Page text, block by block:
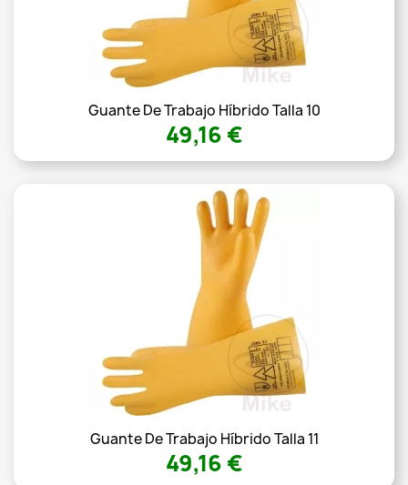
Guante De Trabajo Híbrido Talla 10
49,16 €
Guante De Trabajo Híbrido Talla 11
49,16 €